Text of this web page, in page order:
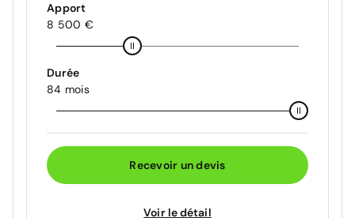
Apport
8 500 €
Durée
84 mois
Recevoir un devis
Voir le détail